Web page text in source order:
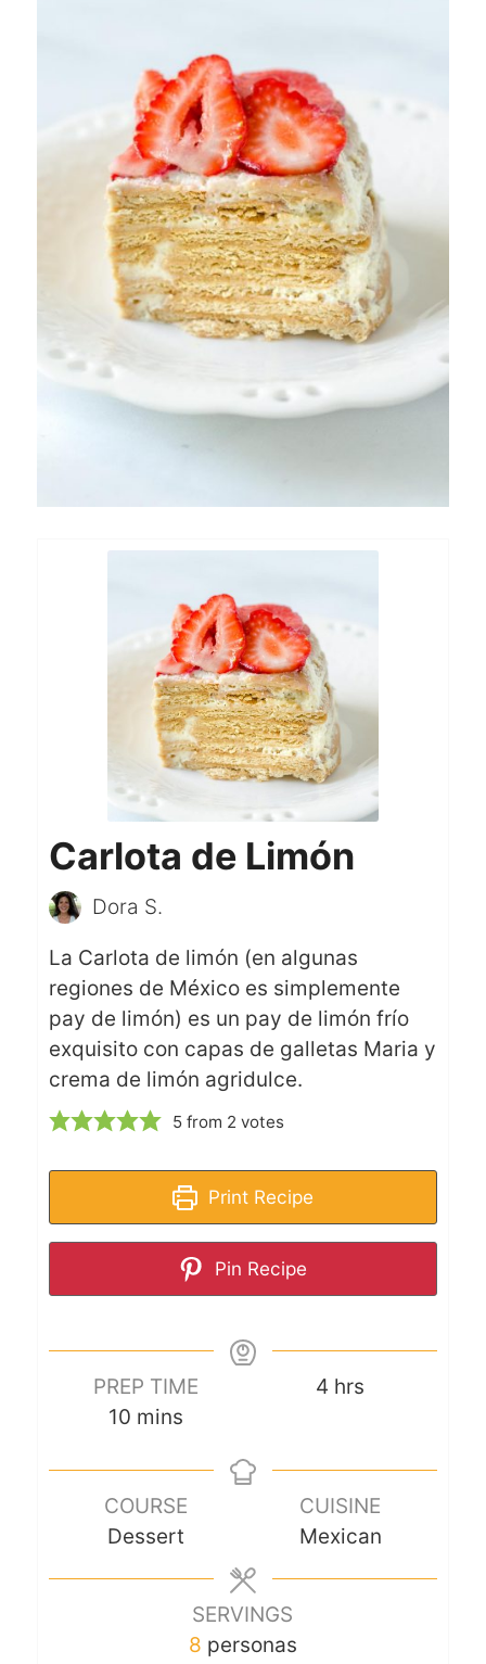
Carlota de Limón
Dora S.
La Carlota de limón (en algunas
regiones de México es simplemente
pay de limón) es un pay de limón frío
exquisito con capas de galletas Maria y
crema de limón agridulce.
5 from 2 votes
Print Recipe
Pin Recipe
PREP TIME
10 mins
4 hrs
COURSE
Dessert
CUISINE
Mexican
SERVINGS
8 personas